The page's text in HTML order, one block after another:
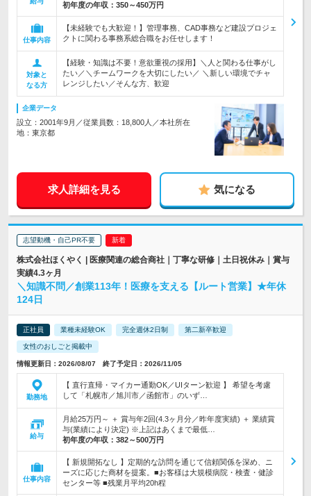
初年度の年収： 350～450万円
仕事内容
【未経験でも大歓迎！】管理事務、CAD事務など建設プロジェ
クトに関わる事務系総合職をお任せします！
対象と
なる方
【経験・知識は不要！意欲重視の採用】＼人と関わる仕事がし
たい／＼チームワークを大切にしたい／ ＼新しい環境でチャ
レンジしたい／そんな方、歓迎
企業データ
設立：2001年9月／従業員数：18,800人／本社所在
地：東京都
求人詳細を見る 気になる
志望動機・自己PR不要
株式会社ほくやく | 医療関連の総合商社｜丁寧な研修｜土日祝休み｜賞与
実績4.3ヶ月
＼知識不問／創業113年！医療を支える【ルート営業】★年休
124日
正社員 業種未経験OK 完全週休2日制 第二新卒歓迎
女性のおしごと掲載中
情報更新日：2026/08/07 終了予定日：2026/11/05
勤務地
【 直行直帰・マイカー通勤OK／UIターン歓迎 】 希望を考慮
して「札幌市／旭川市／函館市」のいず…
給与
月給25万円～ ＋ 賞与年2回(4.3ヶ月分／昨年度実績) ＋ 業績賞
与(業績により決定) ※上記はあくまで最低…
初年度の年収： 382～500万円
仕事内容
【 新規開拓なし 】定期的な訪問を通じて信頼関係を深め、ニ
ーズに応じた商材を提案。■お客様は大規模病院・検査・健診
センター等 ■残業月平均20h程